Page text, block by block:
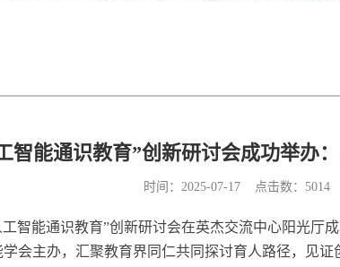
智能通识教育”创新研讨会成功举办
时间：2025-07-17 点击数： 5014
智能通识教育”创新研讨会在英杰交流中心阳光厅
会主办，汇聚教育界同仁共同探讨育人路径，见